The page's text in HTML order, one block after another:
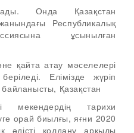
Онда Қазақстан
Республикалық
ұсынылған
қайта атау мәселелері
Елімізде жүріп
Қазақстан
мекендердің тарихи
орай биылғы, яғни 2020
әдісті қолдану арқылы